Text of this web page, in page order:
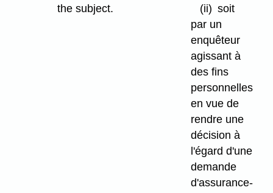
the subject.
(ii) soit
par un
enquêteur
agissant à
des fins
personnelles
en vue de
rendre une
décision à
l'égard d'une
demande
d'assurance-